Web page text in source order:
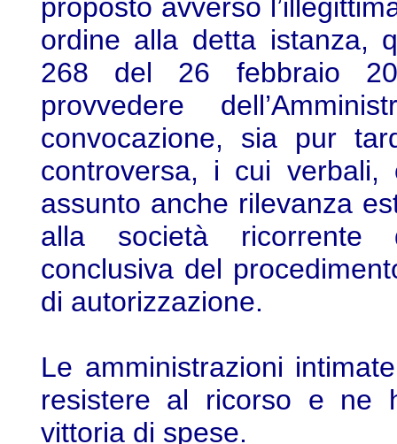
proposto avverso
ordine alla detta istanza,
268 del 26 febbraio
provvedere
convocazione, sia pur
controversa, i cui verbali,
assunto anche rilevanza
alla società ricorrente
conclusiva del
di autorizzazione.
Le amministrazioni
resistere al ricorso e ne
vittoria di spese.